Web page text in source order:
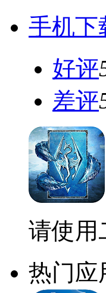
手机下
好评
差评
请使用
热门应